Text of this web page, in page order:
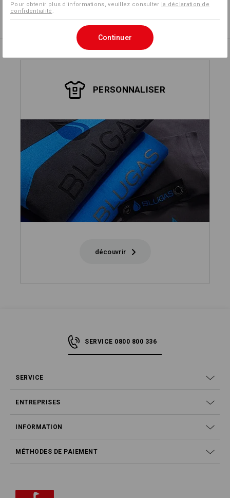
Service de logos
PERSONNALISER
découvrir
SERVICE 0800 800 336
SERVICE
ENTREPRISES
INFORMATION
MÉTHODES DE PAIEMENT
Pour obtenir plus d'informations, veuillez consulter la déclaration de
confidentialité
Continuer